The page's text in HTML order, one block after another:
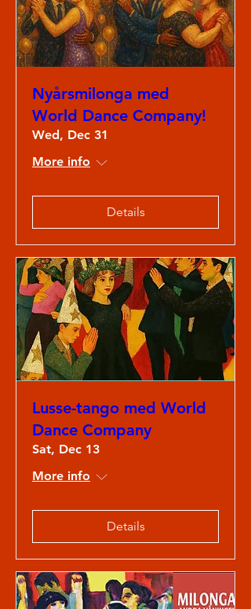
Nyårsmilonga med
World Dance Company!
Wed, Dec 31
More info
Details
Lusse-tango med World
Dance Company
Sat, Dec 13
More info
Details